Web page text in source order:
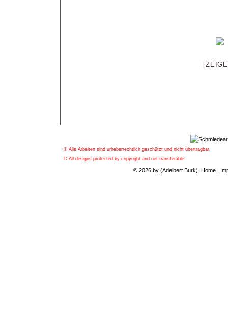
© Alle Arbeiten sind urheberrechtlich geschützt und nicht übertragbar.
© All designs protected by copyright and not transferable.
© 2026 by (Adelbert Burk). Home|